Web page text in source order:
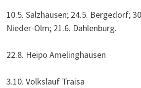
10.5. Salzhausen; 24.5. Bergedorf;
Nieder-Olm; 21.6. Dahlenburg.
22.8. Heipo Amelinghausen
3.10. Volkslauf Traisa